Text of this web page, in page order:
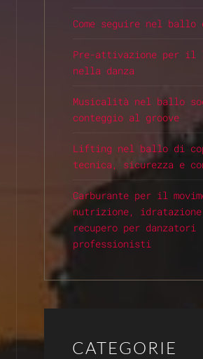
Come seguire nel ballo
Pre-attivazione per
nella danza
Musicalità nel ballo
conteggio al groove
Lifting nel ballo di
tecnica, sicurezza e
Carburante per il
nutrizione,
recupero per danzatori
professionisti
CATEGORIE